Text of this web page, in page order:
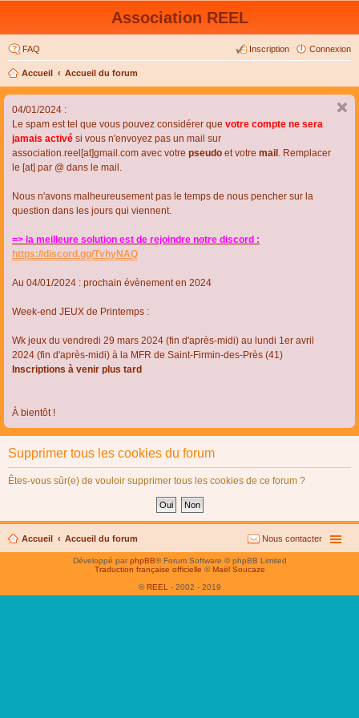
Association REEL
FAQ Connexion
Inscription
Accueil Accueil du forum
04/01/2024 :
Le spam est tel que vous pouvez considérer que votre compte ne sera
jamais activé si vous n'envoyez pas un mail sur
association.reel[at]gmail.com avec votre pseudo et votre mail . Remplacer
le [at] par @ dans le mail.
Nous n'avons malheureusement pas le temps de nous pencher sur la
question dans les jours qui viennent.
=> la meilleure solution est de rejoindre notre discord :
https://discord.gg/TvhyNAQ
Au 04/01/2024 : prochain évènement en 2024
Week-end JEUX de Printemps :
Wk jeux du vendredi 29 mars 2024 (fin d'après-midi) au lundi 1er avril
2024 (fin d'après-midi) à la MFR de Saint-Firmin-des-Près (41)
Inscriptions à venir plus tard
À bientôt !
Supprimer tous les cookies du forum
Êtes-vous sûr(e) de vouloir supprimer tous les cookies de ce forum ?
Accueil Accueil du forum Nous contacter
Développé parphpBB® Forum Software © phpBB Limited
Traduction française officielle © Maël Soucaze
© REEL - 2002 - 2019